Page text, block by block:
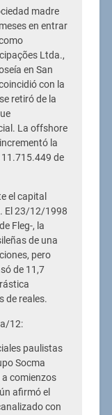
madre
en entrar
Ltda.,
en San
con la
retiró de la
La offshore
la
de
el capital
El 23/12/1998
Fleg-, la
de una
pero
de 11,7
de reales.
12:
paulistas
Socma
comienzos
afirmó el
con